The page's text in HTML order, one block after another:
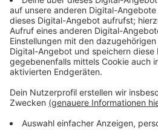
Anzeige
Keine Anmeldung bei den
Anzeige
Eine Anmeldung ist nicht
können jeweils zwischen 13